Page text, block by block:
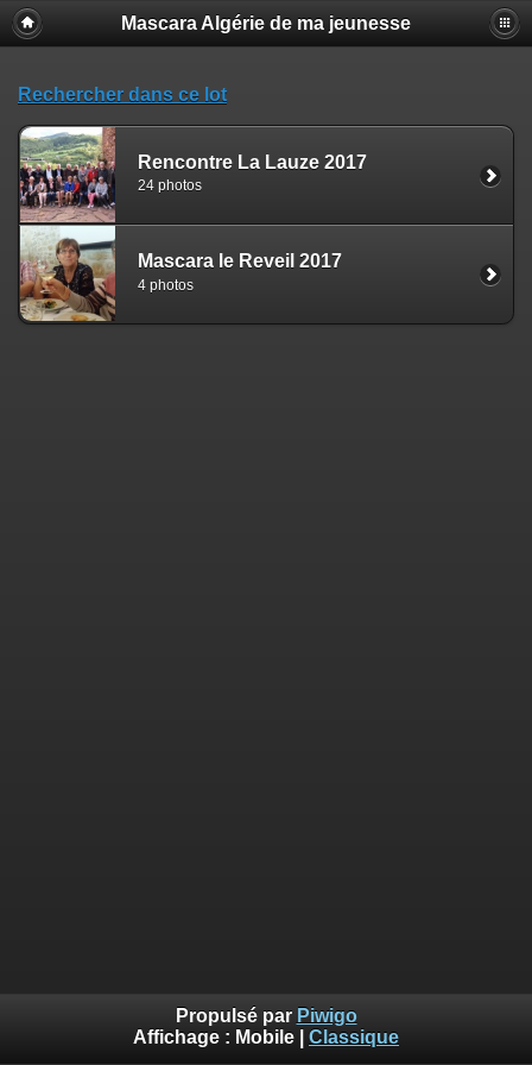
Mascara Algérie de ma jeunesse
Rechercher dans ce lot
Rencontre La Lauze 2017
24 photos
Mascara le Reveil 2017
4 photos
Propulsé par Piwigo
Affichage : Mobile Classique